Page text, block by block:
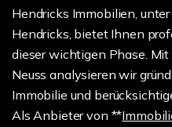
Hendricks Immobilien,
Hendricks, bietet Ihnen
dieser wichtigen Phase.
Neuss analysieren wir
Immobilie und
Als Anbieter von **